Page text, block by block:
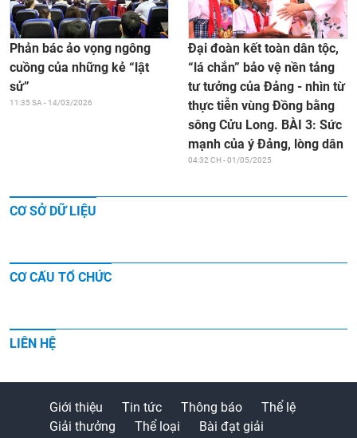
Phản bác ảo vọng ngông
cuồng của những kẻ “lật
sử”
11:35 SA - 14/03/2026
Đại đoàn kết toàn dân tộc,
“lá chắn” bảo vệ nền tảng
tư tưởng của Đảng - nhìn từ
thực tiễn vùng Đồng bằng
sông Cửu Long. BÀI 3: Sức
mạnh của ý Đảng, lòng dân
04:32 CH - 01/05/2025
CƠ SỞ DỮ LIỆU
CƠ CẤU TỔ CHỨC
LIÊN HỆ
Giới thiệu Tin tức Thông báo
Thể lệ
Giải thưởng
Thể loại
Bài đạt giải